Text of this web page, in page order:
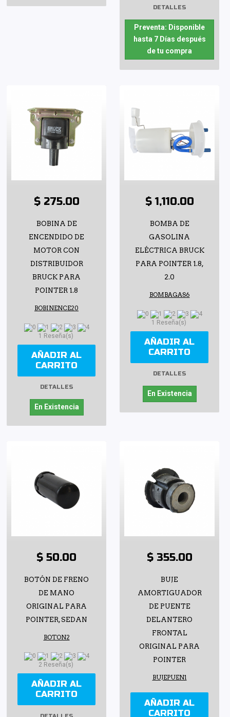
DETALLES
Preventa: Disponible
hasta 7 Días después
de tu compra
$ 275.00
BOBINA DE
ENCENDIDO DE
MOTOR CON
DISTRIBUIDOR
BRUCK PARA
POINTER 1.8
BOBINENCE20
1 Reseña(s)
AÑADIR AL
CARRITO
DETALLES
En Existencia
$ 1,110.00
BOMBA DE
GASOLINA
ELÉCTRICA BRUCK
PARA POINTER 1.8,
2.0
BOMBAGAS6
1 Reseña(s)
AÑADIR AL
CARRITO
DETALLES
En Existencia
$ 50.00
BOTÓN DE FRENO
DE MANO
ORIGINAL PARA
POINTER, SEDAN
BOTON2
2 Reseña(s)
AÑADIR AL
CARRITO
$ 355.00
BUJE
AMORTIGUADOR
DE PUENTE
DELANTERO
FRONTAL
ORIGINAL PARA
POINTER
BUJEPUEN1
AÑADIR AL
CARRITO